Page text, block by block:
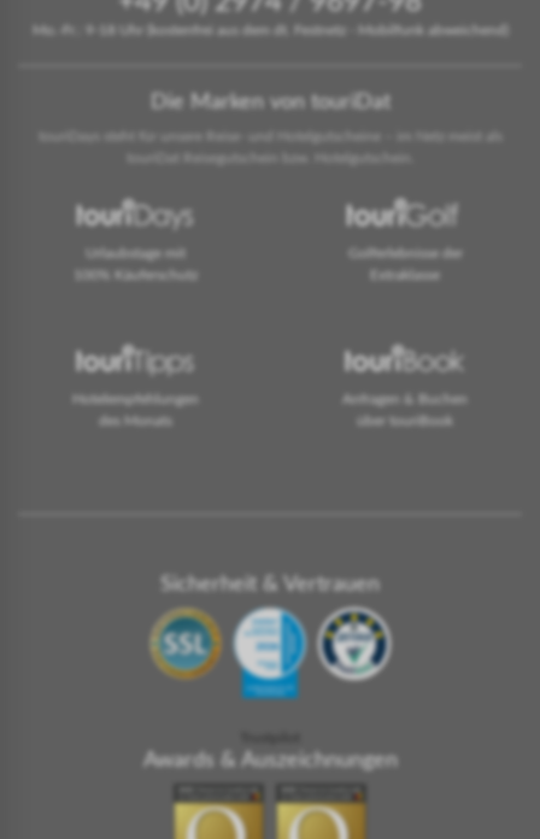
Mo.-Fr.: 9-18 Uhr (kostenfrei aus dem dt. Festnetz - Mobilfunk abweichend)
Die Marken von touriDat
Urlaubstage mit
100% Käuferschutz
Golferlebnisse der
Extraklasse
Hotelempfehlungen
des Monats
Anfragen & Buchen
über touriBook
Sicherheit & Vertrauen
Awards & Auszeichnungen